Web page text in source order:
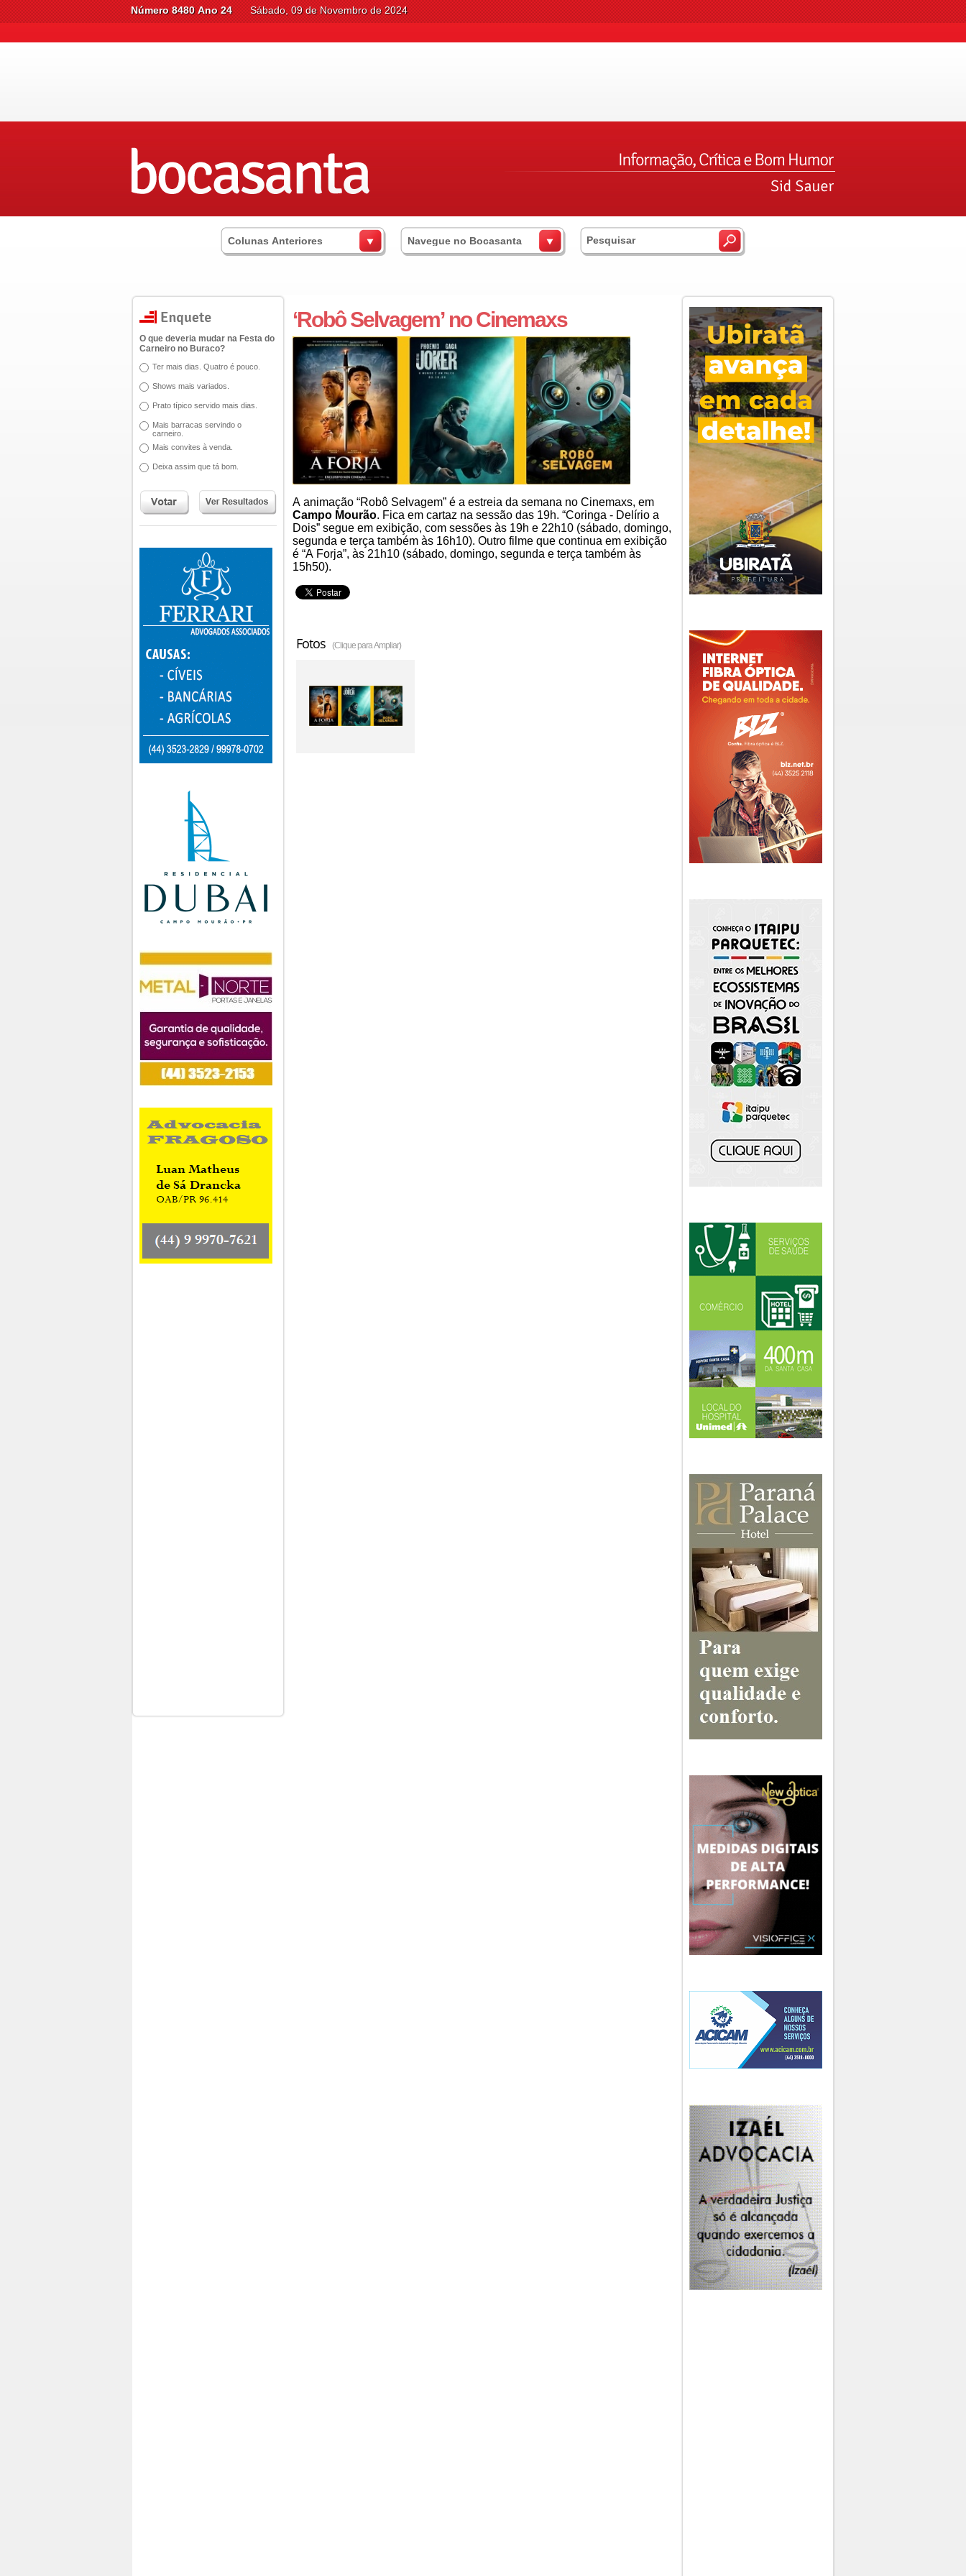
Número 8480 Ano 24 Sábado, 09 de Novembro de 2024
Colunas Anteriores Navegue no Bocasanta
O que deveria mudar na Festa do
Carneiro no Buraco?
Ter mais dias. Quatro é pouco.
Shows mais variados.
Prato típico servido mais dias.
Mais barracas servindo o
carneiro.
Mais convites à venda.
Deixa assim que tá bom.
‘Robô Selvagem’ no Cinemaxs
A animação “Robô Selvagem” é a estreia da semana no Cinemaxs, em
Campo Mourão. Fica em cartaz na sessão das 19h. “Coringa - Delírio a
Dois” segue em exibição, com sessões às 19h e 22h10 (sábado, domingo,
segunda e terça também às 16h10). Outro filme que continua em exibição
é “A Forja”, às 21h10 (sábado, domingo, segunda e terça também às
15h50).
Fotos (Clique para Ampliar)